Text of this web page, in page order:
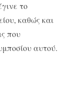
το
καθώς και
που
αυτού.